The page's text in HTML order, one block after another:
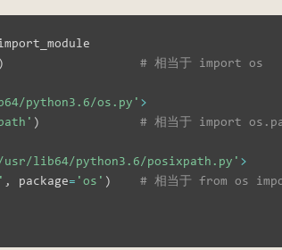
)
# 相当于 import os
python3.6/os.py' >
)
# 相当于 import
lib64/python3.6/posixpath.py' >
, package= 'os' )
# 相当于 from os